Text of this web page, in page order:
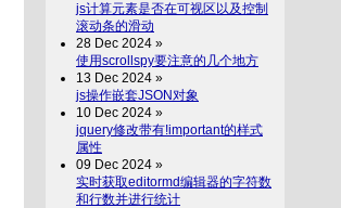
js计算元素是否在可视区以及控制
滚动条的滑动
28 Dec 2024 »
使用scrollspy要注意的几个地方
13 Dec 2024 »
js操作嵌套JSON对象
10 Dec 2024 »
jquery修改带有!important的样式
属性
09 Dec 2024 »
实时获取editormd编辑器的字符数
和行数并进行统计